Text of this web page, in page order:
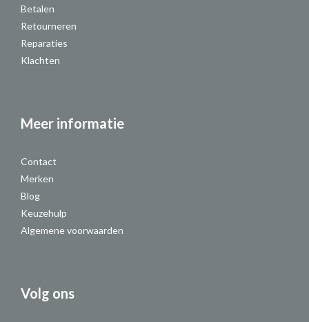
Betalen
Retourneren
Reparaties
Klachten
Meer informatie
Contact
Merken
Blog
Keuzehulp
Algemene voorwaarden
Volg ons